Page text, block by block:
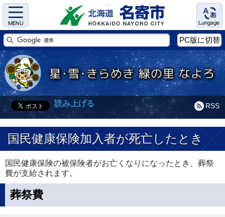
Menu Language
PC版に切替
RSS
読み上げる
国民健康保険加入者が死亡したとき
国民健康保険の被保険者がお亡くなりになったとき、葬祭
費が支給されます。
葬祭費